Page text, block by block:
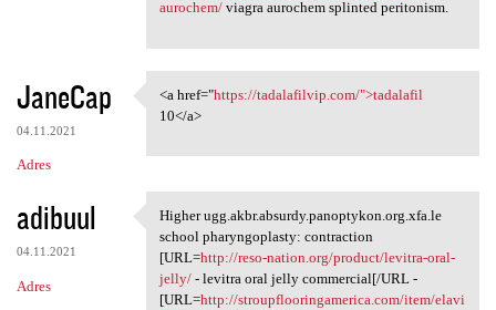
aurochem/viagra aurochem splinted peritonism.
JaneCap
04.11.2021
Adres
<a href="https://tadalafilvip
<a href="https://tadalafilvip.com/">tadalafil
10</a>
adibuul
04.11.2021
Adres
Higher ugg.akbr.absurdy
Higher ugg.akbr.absurdy.panoptykon.org.xfa.le
school pharyngoplasty: contraction
[URL=http://reso-nation.org/product/levitra-oral-
jelly/- levitra oral jelly commercial[/URL -
[URL=http://stroupflooringamerica.com/item/elavi